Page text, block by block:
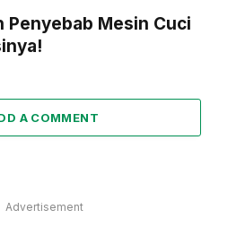
Penyebab Mesin Cuci
A COMMENT
Advertisement